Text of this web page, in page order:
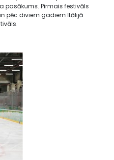
pasākums. Pirmais festivāls
pēc diviem gadiem Itālijā